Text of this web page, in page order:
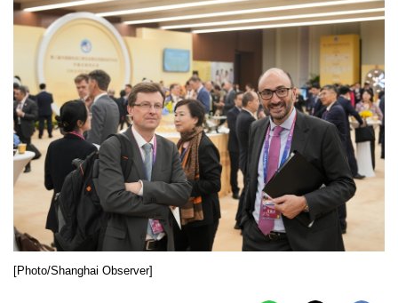
[Photo/Shanghai Observer]